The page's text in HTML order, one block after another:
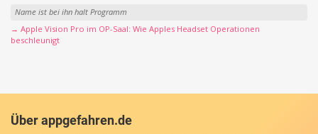
Name ist bei ihn halt Programm
→ Apple Vision Pro im OP-Saal: Wie Apples Headset Operationen
beschleunigt
Über appgefahren.de